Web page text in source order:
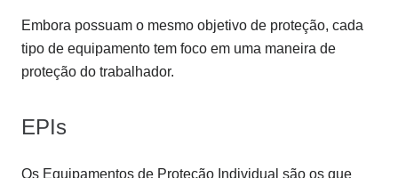
Embora possuam o mesmo objetivo de proteção, cada
tipo de equipamento tem foco em uma maneira de
proteção do trabalhador.
EPIs
Os Equipamentos de Proteção Individual são os que